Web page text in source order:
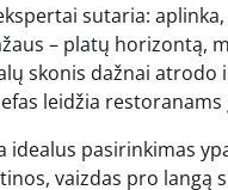
sutaria:
– platų
skonis dažnai
leidžia
idealus pasirinkimas
vaizdas pro